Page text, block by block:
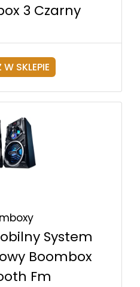
3 Czarny
SKLEPIE
System
Boombox
Fm